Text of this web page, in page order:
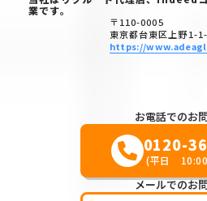
業です。
〒110-0005
東京都台東区上野1-
https://
お電話でのお
0120-
(平日
メールでのお